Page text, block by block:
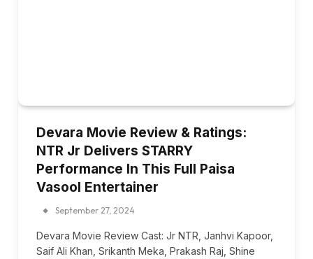
Devara Movie Review & Ratings:
NTR Jr Delivers STARRY
Performance In This Full Paisa
Vasool Entertainer
September 27, 2024
Devara Movie Review Cast: Jr NTR, Janhvi Kapoor,
Saif Ali Khan, Srikanth Meka, Prakash Raj, Shine